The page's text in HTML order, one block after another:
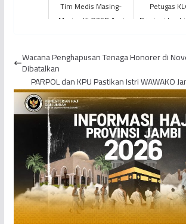
Tim Medis Masing-
Masing KLOTER Asal
Kam...
Petugas
Provinsi Jambi
Ibadah
Wacana Penghapusan Tenaga Honorer di
Dibatalkan
PARPOL dan KPU Pastikan Istri WAWAKO